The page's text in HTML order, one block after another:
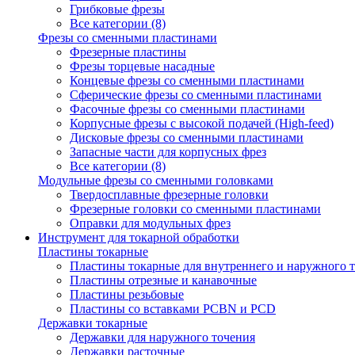
Грибковые фрезы
Все категории (8)
Фрезы со сменными пластинами
Фрезерные пластины
Фрезы торцевые насадные
Концевые фрезы со сменными пластинами
Сферические фрезы со сменными пластинами
Фасочные фрезы со сменными пластинами
Корпусные фрезы с высокой подачей (High-feed)
Дисковые фрезы со сменными пластинами
Запасные части для корпусных фрез
Все категории (8)
Модульные фрезы со сменными головками
Твердосплавные фрезерные головки
Фрезерные головки со сменными пластинами
Оправки для модульных фрез
Инструмент для токарной обработки
Пластины токарные
Пластины токарные для внутреннего и наружного
Пластины отрезные и канавочные
Пластины резьбовые
Пластины со вставками PCBN и PCD
Державки токарные
Державки для наружного точения
Державки расточные